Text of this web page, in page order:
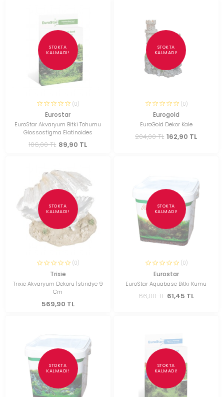
STOKTA
KALMADI!
(0)
Eurostar
EuroStar Akvaryum Bitki Tohumu
Glossostigma Elatinoides
106,00 TL 89,90 TL
STOKTA
KALMADI!
(0)
Eurogold
EuroGold Dekor Kale
204,00 TL 162,90 TL
STOKTA
KALMADI!
(0)
Trixie
Trixie Akvaryum Dekoru İstiridye 9
Cm
569,90 TL
STOKTA
KALMADI!
(0)
Eurostar
EuroStar Aquabase Bitki Kumu
66,00 TL 61,45 TL
STOKTA
KALMADI!
STOKTA
KALMADI!